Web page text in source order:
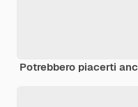
Potrebbero piacerti